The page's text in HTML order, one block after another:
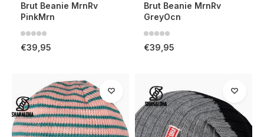
Brut Beanie MrnRv
PinkMrn
€39,95
Brut Beanie MrnRv
GreyOcn
€39,95